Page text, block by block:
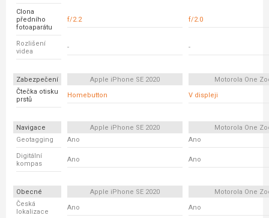
Clona
předního
fotoaparátu
f/2.2 f/2.0
Rozlišení
videa
- -
Zabezpečení Apple iPhone SE 2020
Motorola One
Čtečka otisku
prstů
Homebutton V displeji
Navigace Apple iPhone SE 2020
Motorola One
Geotagging
Ano Ano
Digitální
kompas
Ano Ano
Obecné Apple iPhone SE 2020
Motorola One
Česká
lokalizace
Ano Ano